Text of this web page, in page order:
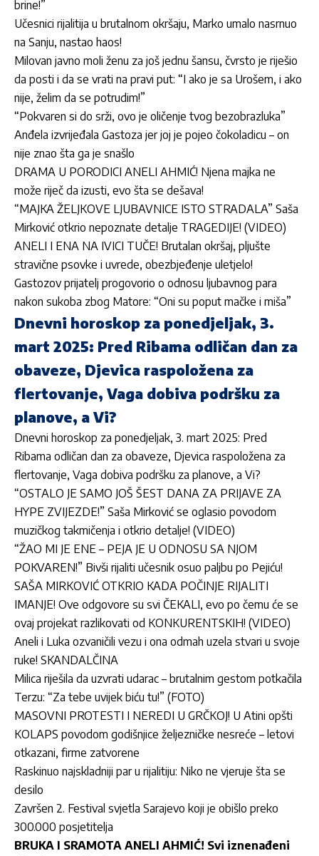
brine!”
Učesnici rijalitija u brutalnom okršaju, Marko umalo nasrnuo
na Sanju, nastao haos!
Milovan javno moli ženu za još jednu šansu, čvrsto je riješio
da posti i da se vrati na pravi put: “I ako je sa Urošem, i ako
nije, želim da se potrudim!”
“Pokvaren si do srži, ovo je oličenje tvog bezobrazluka”
Anđela izvrijeđala Gastoza jer joj je pojeo čokoladicu – on
nije znao šta ga je snašlo
DRAMA U PORODICI ANELI AHMIĆ! Njena majka ne
može riječ da izusti, evo šta se dešava!
“MAJKA ŽELJKOVE LJUBAVNICE ISTO STRADALA” Saša
Mirković otkrio nepoznate detalje TRAGEDIJE! (VIDEO)
ANELI I ENA NA IVICI TUČE! Brutalan okršaj, pljušte
stravične psovke i uvrede, obezbjeđenje uletjelo!
Gastozov prijatelj progovorio o odnosu ljubavnog para
nakon sukoba zbog Matore: “Oni su poput mačke i miša”
Dnevni horoskop za ponedjeljak, 3.
mart 2025: Pred Ribama odličan dan za
obaveze, Djevica raspoložena za
flertovanje, Vaga dobiva podršku za
planove, a Vi?
Dnevni horoskop za ponedjeljak, 3. mart 2025: Pred
Ribama odličan dan za obaveze, Djevica raspoložena za
flertovanje, Vaga dobiva podršku za planove, a Vi?
“OSTALO JE SAMO JOŠ ŠEST DANA ZA PRIJAVE ZA
HYPE ZVIJEZDE!” Saša Mirković se oglasio povodom
muzičkog takmičenja i otkrio detalje! (VIDEO)
“ŽAO MI JE ENE – PEJA JE U ODNOSU SA NJOM
POKVAREN!” Bivši rijaliti učesnik osuo paljbu po Pejiću!
SAŠA MIRKOVIĆ OTKRIO KADA POČINJE RIJALITI
IMANJE! Ove odgovore su svi ČEKALI, evo po čemu će se
ovaj projekat razlikovati od KONKURENTSKIH! (VIDEO)
Aneli i Luka ozvaničili vezu i ona odmah uzela stvari u svoje
ruke! SKANDALČINA
Milica riješila da uzvrati udarac – brutalnim gestom potkačila
Terzu: “Za tebe uvijek biću tu!” (FOTO)
MASOVNI PROTESTI I NEREDI U GRČKOJ! U Atini opšti
KOLAPS povodom godišnjice željezničke nesreće – letovi
otkazani, firme zatvorene
Raskinuo najskladniji par u rijalitiju: Niko ne vjeruje šta se
desilo
Završen 2. Festival svjetla Sarajevo koji je obišlo preko
300.000 posjetitelja
BRUKA I SRAMOTA ANELI AHMIĆ! Svi iznenađeni